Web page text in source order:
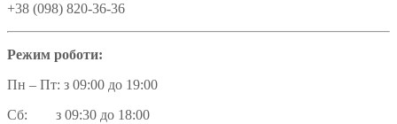
+38 (098) 820-36-36
Режим роботи:
Пн – Пт: з 09:00 до 19:00
Сб: з 09:30 до 18:00